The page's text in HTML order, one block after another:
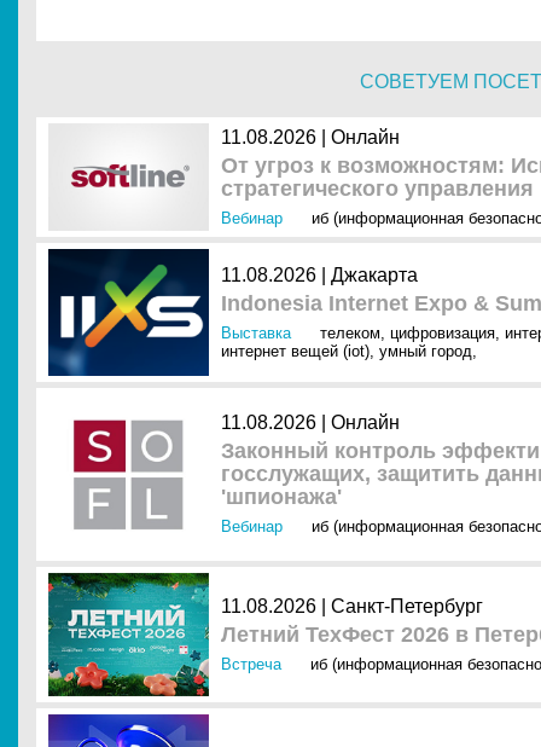
СОВЕТУЕМ
11.08.2026 | Онлайн
От угроз к возможностям:
стратегического
Вебинар иб (информационная
11.08.2026 | Джакарта
Indonesia Internet Expo &
Выставка телеком, цифровизация,
интернет вещей (iot), умный город,
11.08.2026 | Онлайн
Законный контроль
госслужащих, защитить
'шпионажа'
Вебинар иб (информационная
11.08.2026 | Санкт-Петербург
Летний ТехФест 2026 в
Встреча иб (информационная